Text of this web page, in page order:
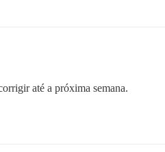
até a próxima semana.